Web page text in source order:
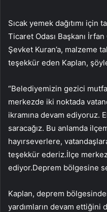
Sıcak yemek dağıtımı için
Ticaret Odası Başkanı
Şevket Kuran’a, malzeme
teşekkür eden Kaplan,
“Belediyemizin gezici
merkezde iki noktada
ikramına devam ediyoruz.
saracağız. Bu anlamda
hayırseverlere,
teşekkür ederiz.İlçe
ediyor.Deprem bölgesine
Kaplan, deprem
yardımların devam ettiğini